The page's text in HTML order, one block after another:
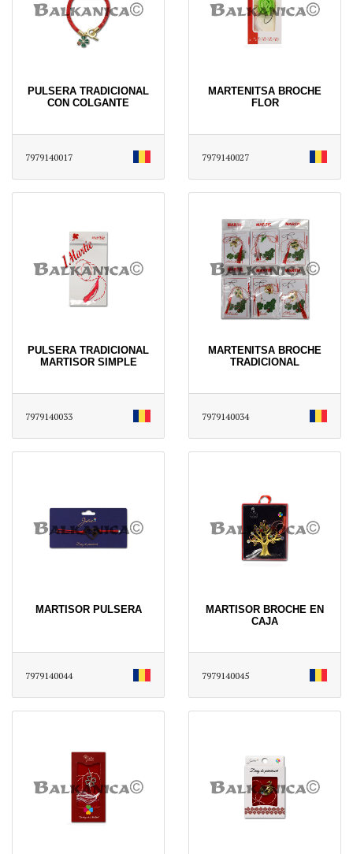
PULSERA TRADICIONAL
CON COLGANTE
7979140017
MARTENITSA BROCHE
FLOR
7979140027
PULSERA TRADICIONAL
MARTISOR SIMPLE
7979140033
MARTENITSA BROCHE
TRADICIONAL
7979140034
MARTISOR PULSERA
7979140044
MARTISOR BROCHE EN
CAJA
7979140045